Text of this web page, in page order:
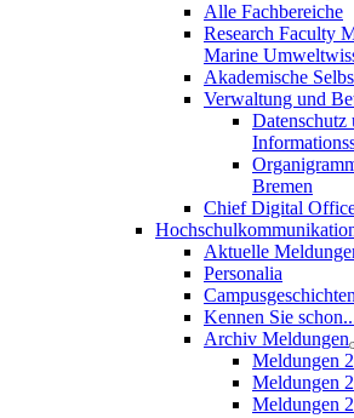
Alle Fachbereiche
Research Faculty
Marine
Akademische
Verwaltung und
Datenschutz
Bremen
Chief Digital
Aktuelle
Personalia
Campusgeschichten
Kennen Sie
Archiv Meldungen
Meldungen
Meldungen
Meldungen